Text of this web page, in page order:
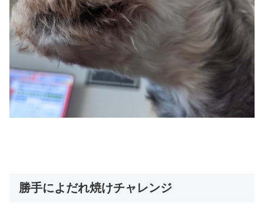
勝手によだれ焼けチャレンジ